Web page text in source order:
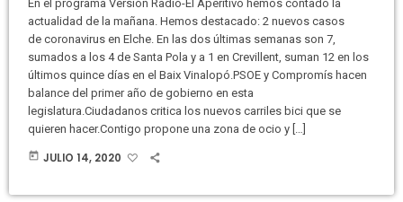
En el programa Versión Radio-El Aperitivo hemos contado la
actualidad de la mañana. Hemos destacado: 2 nuevos casos
de coronavirus en Elche. En las dos últimas semanas son 7,
sumados a los 4 de Santa Pola y a 1 en Crevillent, suman 12 en los
últimos quince días en el Baix Vinalopó.PSOE y Compromís hacen
balance del primer año de gobierno en esta
legislatura.Ciudadanos critica los nuevos carriles bici que se
quieren hacer.Contigo propone una zona de ocio y […]
today JULIO 14, 2020